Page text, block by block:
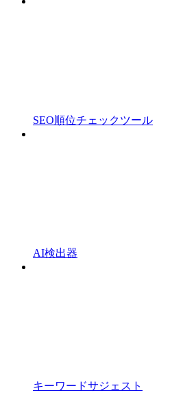
SEO順位チェックツール
AI検出器
キーワードサジェスト